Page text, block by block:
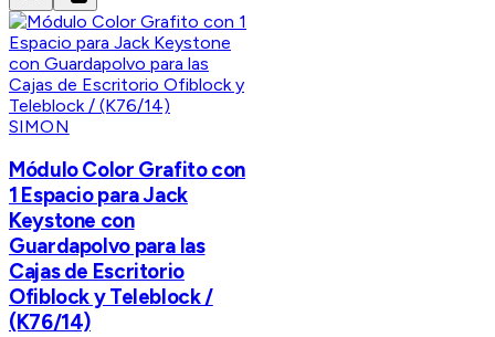
SIMON
Módulo Color Grafito con
1 Espacio para Jack
Keystone con
Guardapolvo para las
Cajas de Escritorio
Ofiblock y Teleblock /
(K76/14)